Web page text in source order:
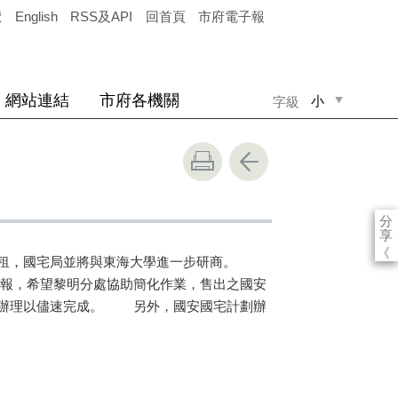
English RSS及API 回首頁 市府電子報
字級 小
網站連結 市府各機關
分
享
《
租，國宅局並將與東海大學進一步研商。
，希望黎明分處協助簡化作業，售出之國安
辦理以儘速完成。 另外，國安國宅計劃辦